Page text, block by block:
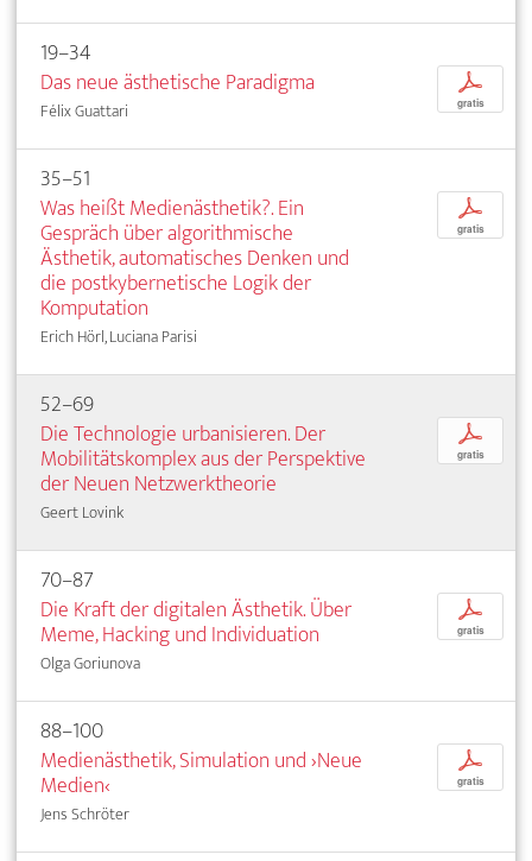
19–34
Das neue ästhetische Paradigma
Félix Guattari
p
gratis
35–51
Was heißt Medienästhetik?. Ein
Gespräch über algorithmische
Ästhetik, automatisches Denken und
die postkybernetische Logik der
Komputation
Erich Hörl, Luciana Parisi
p
gratis
52–69
Die Technologie urbanisieren. Der
Mobilitätskomplex aus der Perspektive
der Neuen Netzwerktheorie
Geert Lovink
p
gratis
70–87
Die Kraft der digitalen Ästhetik. Über
Meme, Hacking und Individuation
Olga Goriunova
p
gratis
88–100
Medienästhetik, Simulation und ›Neue
Medien‹
Jens Schröter
p
gratis